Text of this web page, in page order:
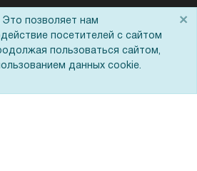
позволяет нам
посетителей с сайтом
пользоваться сайтом,
данных cookie.
×